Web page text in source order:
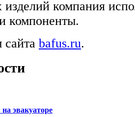
компания
компоненты.
bafus.ru.
эвакуаторе